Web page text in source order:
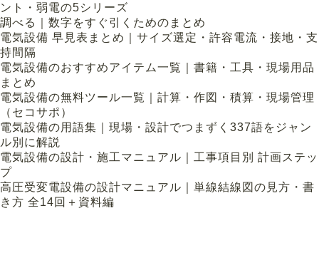
ント・弱電の5シリーズ
調べる｜数字をすぐ引くためのまとめ
電気設備 早見表まとめ｜サイズ選定・許容電流・接地・支
持間隔
電気設備のおすすめアイテム一覧｜書籍・工具・現場用品
まとめ
電気設備の無料ツール一覧｜計算・作図・積算・現場管理
（セコサポ）
電気設備の用語集｜現場・設計でつまずく337語をジャン
ル別に解説
電気設備の設計・施工マニュアル｜工事項目別 計画ステッ
プ
高圧受変電設備の設計マニュアル｜単線結線図の見方・書
き方 全14回＋資料編